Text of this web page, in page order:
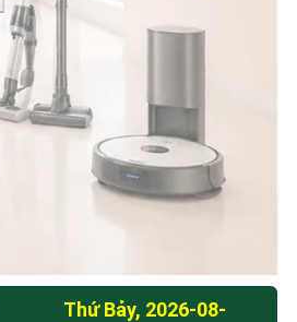
Thứ Bảy, 2026-08-